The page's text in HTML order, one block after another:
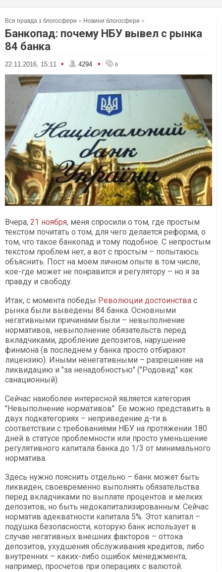
Вся правда з блогосфери » Новини блогосфери »
Банкопад: почему НБУ вывел с рынка
84 банка
22.11.2016, 15:11 • 4294 • 0
Вчера, 21 ноября, меня спросили о том, где простым
текстом почитать о том, для чего делается реформа, о
том, что такое банкопад и тому подобное. С непростым
текстом проблем нет, а вот с простым – попытаюсь
объяснить. Пост на моем личном опыте в том числе,
кое-где может не понравится и регулятору – но я за
правду и свободу.
Итак, с момента победы Революции достоинства с
рынка были выведены 84 банка. Основными
негативными причинами были – невыполнение
нормативов, невыполнение обязательств перед
вкладчиками, дробление депозитов, нарушение
финмона (в последнем у банка просто отбирают
лицензию). Иными ненегативными – разрешение на
ликвидацию и "за ненадобностью" ("Родовид" как
санационный).
Сейчас наиоболее интересной является категория
"Невыполнение нормативов". Ее можно представить в
двух подкатегориях – неприведение д-ти в
соответствии с требованиями НБУ на протяжении 180
дней в статусе проблемности или просто уменьшение
регулятивного капитала банка до 1/3 от минимального
норматива.
Здесь нужно пояснить отдельно – банк может быть
ликвиден, своевременно выполнять обязательства
перед вкладчиками по выплате процентов и мелких
депозитов, но быть недокапитализированным. Сейчас
норматив адекватности капитала 5%. Этот капитал –
подушка безопасности, которую банк использует в
случае негативных внешних факторов – оттока
депозитов, ухудшения обслуживания кредитов, либо
внутренних – каких-либо ошибок менеджмента,
например, просчетов при операциях с валютой.